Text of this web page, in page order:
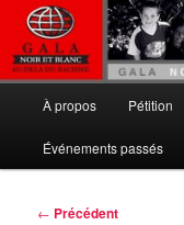
Aller
contenu
principalAu delà du
Gala noir et blanc
À propos Pétition
Événements passés
Navigation
← Précédent